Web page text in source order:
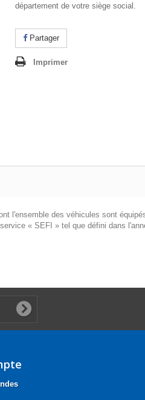
département de votre siège social.
Partager
Imprimer
l'ensemble des véhicules sont
« SEFI » tel que défini dans